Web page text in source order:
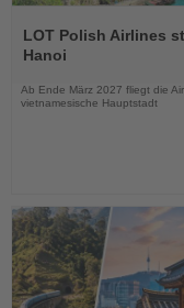
Sie
die
LOT Polish Airlines
Hanoi
Ab Ende März 2027 fliegt die
vietnamesische Hauptstadt